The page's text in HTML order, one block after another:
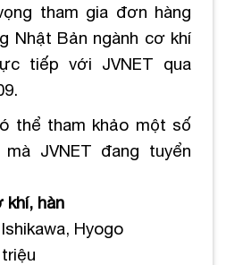
tham gia đơn hàng
Nhật Bản ngành cơ khí
tiếp với JVNET qua
thể tham khảo một số
JVNET đang tuyển
khí, hàn
Hyogo